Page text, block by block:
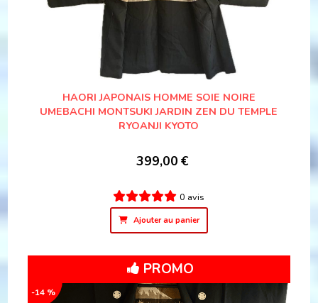
HAORI JAPONAIS HOMME SOIE NOIRE
UMEBACHI MONTSUKI JARDIN ZEN DU TEMPLE
RYOANJI KYOTO
399,00 €
0 avis
Ajouter au panier
PROMO
-14 %